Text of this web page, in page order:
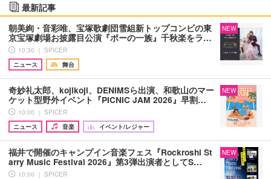
最新記事
朝美絢・音彩唯、宝塚歌劇団雪組新トップコンビの東
京宝塚劇場お披露目公演『ポーの一族』千秋楽をラ…
10:30 ｜ SPICER
ニュース
舞台
NEW
奇妙礼太郎、kojikoji、DENIMSら出演、和歌山のマー
ケット型野外イベント『PICNIC JAM 2026』早割…
10:00 ｜ SPICER
ニュース
音楽 イベント/レジャー
NEW
福井で開催のキャンプイン音楽フェス『Rockroshi St
arry Music Festival 2026』第3弾出演者としてS…
10:00 ｜ SPICER
NEW